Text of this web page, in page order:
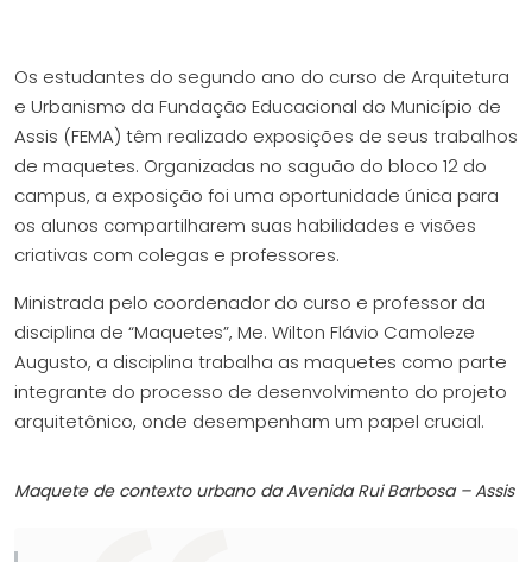
Os estudantes do segundo ano do curso de Arquitetura
e Urbanismo da Fundação Educacional do Município de
Assis (FEMA) têm realizado exposições de seus trabalhos
de maquetes. Organizadas no saguão do bloco 12 do
campus, a exposição foi uma oportunidade única para
os alunos compartilharem suas habilidades e visões
criativas com colegas e professores.
Ministrada pelo coordenador do curso e professor da
disciplina de “Maquetes”, Me. Wilton Flávio Camoleze
Augusto, a disciplina trabalha as maquetes como parte
integrante do processo de desenvolvimento do projeto
arquitetônico, onde desempenham um papel crucial.
Maquete de contexto urbano da Avenida Rui Barbosa – Assis